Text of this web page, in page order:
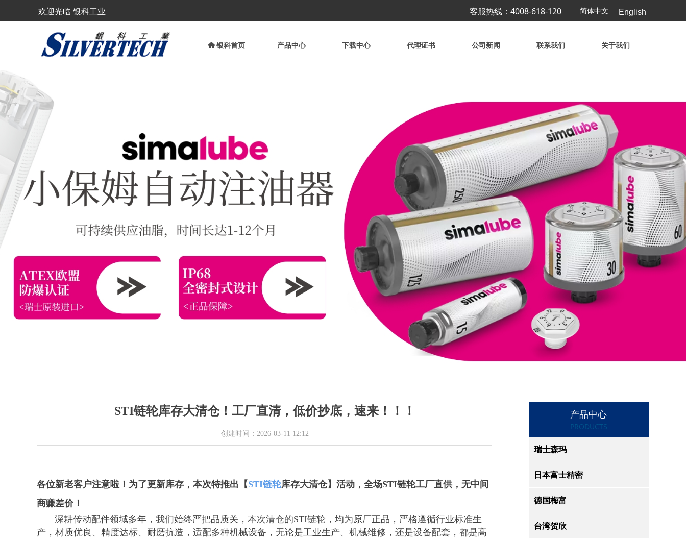
欢迎光临 银科工业 客服热线：4008-618-120 简体中文 English
낀 银科首页 产品中心 下载中心 代理证书 公司新闻 联系我们 关于我们
产品中心
PRODUCTS
瑞士森玛
日本富士精密
德国梅富
台湾贺欣
STI链轮库存大清仓！工厂直清，低价抄底，速来！！！
创建时间： 2026-03-11 12:12
各位新老客户注意啦！为了更新库存，本次特推出【STI链轮库存大清仓】活动，全场STI链轮工厂直供，无中间
商赚差价！
深耕传动配件领域多年，我们始终严把品质关，本次清仓的STI链轮，均为原厂正品，严格遵循行业标准生
产，材质优良、精度达标、耐磨抗造，适配多种机械设备，无论是工业生产、机械维修，还是设备配套，都是高